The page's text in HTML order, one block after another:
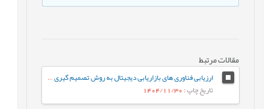
مقالات مرتبط
ارزیابی فناوری های بازاریابی دیجیتال به روش تصمیم گیری چند معیاره فازی (مورد مطالعه شرکت گوشتی کاله)
تاریخ چاپ: 1404/11/30